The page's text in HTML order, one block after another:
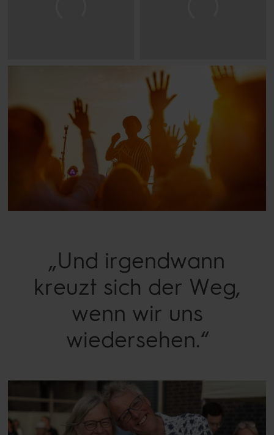
„Und irgendwann
kreuzt sich der Weg,
wenn wir uns
wiedersehen.“